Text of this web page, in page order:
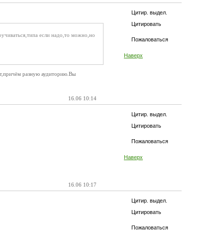
Цитир. выдел.
Цитировать
Пожаловаться
Наверх
если надо,то можно,но
разную аудиторию.Вы
16.06 10:14
Цитир. выдел.
Цитировать
Пожаловаться
Наверх
16.06 10:17
Цитир. выдел.
Цитировать
Пожаловаться